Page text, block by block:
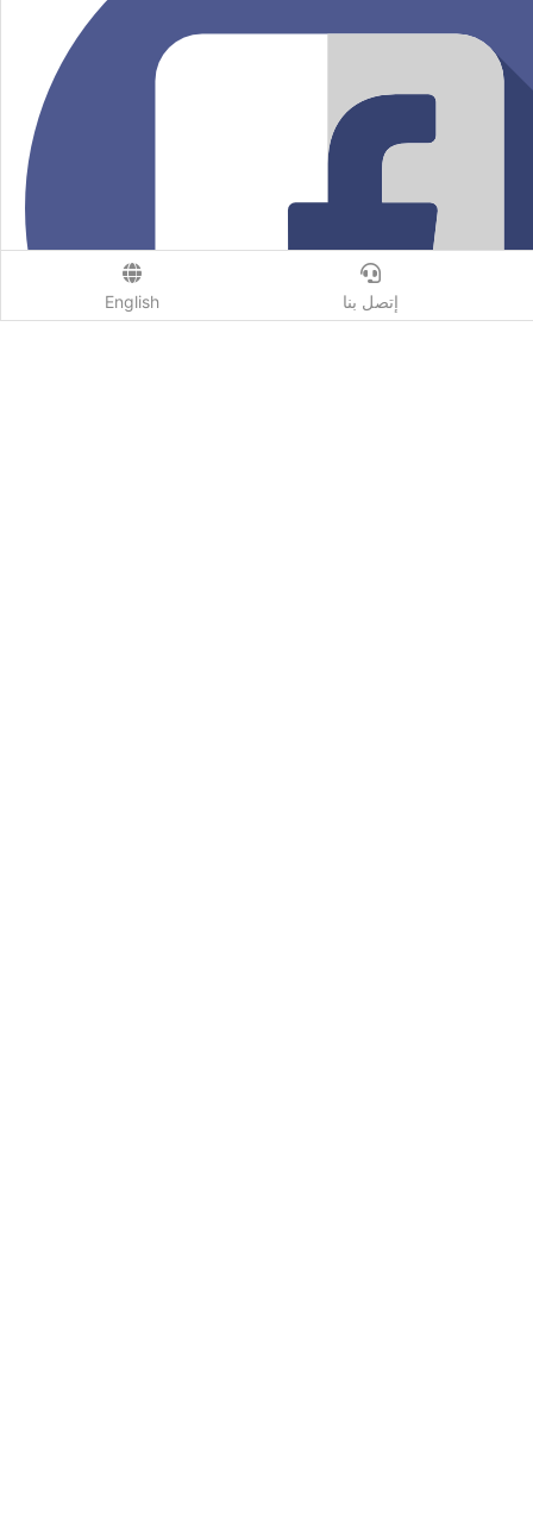
إتصل بنا English